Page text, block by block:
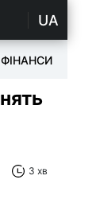
UA
3 хв